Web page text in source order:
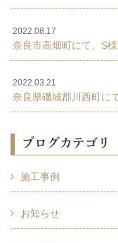
2022.08.17
奈良市高畑町にて、S
2022.03.21
奈良県磯城郡川西町に
ブログカテゴリ
施工事例
お知らせ